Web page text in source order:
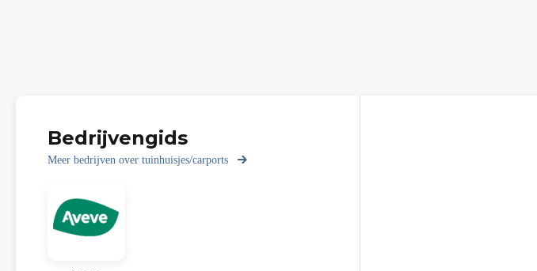
Bedrijvengids
Meer bedrijven over tuinhuisjes/carports